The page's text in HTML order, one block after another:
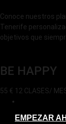
Conoce nuestros
Tenerife
objetivos que
BE HAPPY
55 € 12 CLASES/
EMPEZAR